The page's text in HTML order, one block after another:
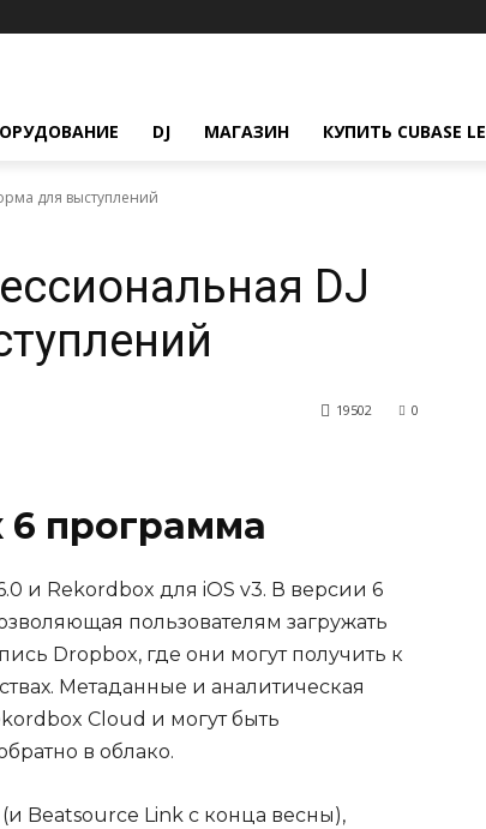
DJ МАГАЗИН КУПИТЬ CUBASE LE
для выступлений
DJ
0
19502
6 программа
и Rekordbox для iOS v3. В версии 6
пользователям загружать
Dropbox, где они могут получить к
Метаданные и аналитическая
Cloud и могут быть
в облако.
Beatsource Link с конца весны),